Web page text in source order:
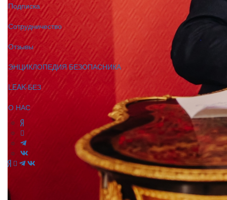
Подписка
Сотрудничество
Отзывы
ЭНЦИКЛОПЕДИЯ БЕЗОПАСНИКА
LEAK-БЕЗ
О НАС